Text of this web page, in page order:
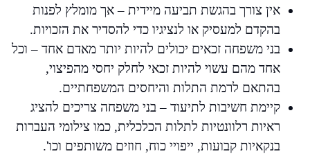
אין צורך בהגשת תביעה מיידית – אך מומלץ לפנות
בהקדם למעסיק או לנציגיו כדי להסדיר את הזכויות.
בני משפחה זכאים יכולים להיות יותר מאדם אחד – וכל
אחד מהם עשוי להיות זכאי לחלק יחסי מהפיצוי,
בהתאם לרמת התלות והיחסים המשפחתיים.
קיימת חשיבות לתיעוד – בני משפחה צריכים להציג
ראיות רלוונטיות לתלות הכלכלית, כמו צילומי העברות
בנקאיות קבועות, ייפויי כוח, חוזים משותפים וכו'.